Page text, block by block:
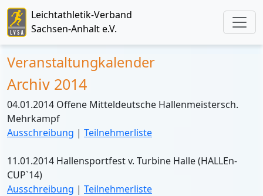
Leichtathletik-Verband
Sachsen-Anhalt e.V.
Veranstaltungkalender
Archiv 2014
04.01.2014 Offene Mitteldeutsche Hallenmeistersch.
Mehrkampf
Ausschreibung | Teilnehmerliste
11.01.2014 Hallensportfest v. Turbine Halle (HALLEn-
CUP`14)
Ausschreibung | Teilnehmerliste